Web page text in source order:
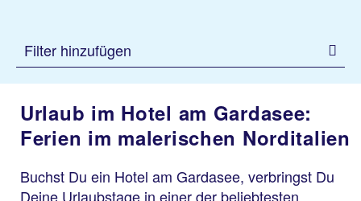
Filter hinzufügen
Urlaub im Hotel am Gardasee:
Ferien im malerischen Norditalien
Buchst Du ein Hotel am Gardasee, verbringst Du
Deine Urlaubstage in einer der beliebtesten